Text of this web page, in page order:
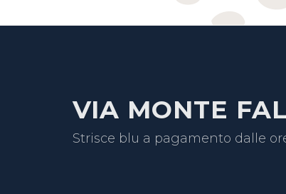
VIA MONTE
Strisce blu a pagamento dalle